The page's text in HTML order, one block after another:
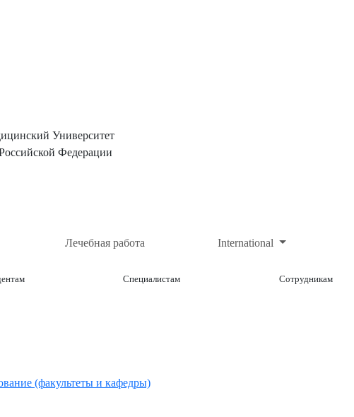
Университет
Федерации
Лечебная работа International
Специалистам Сотрудникам
(факультеты и кафедры)